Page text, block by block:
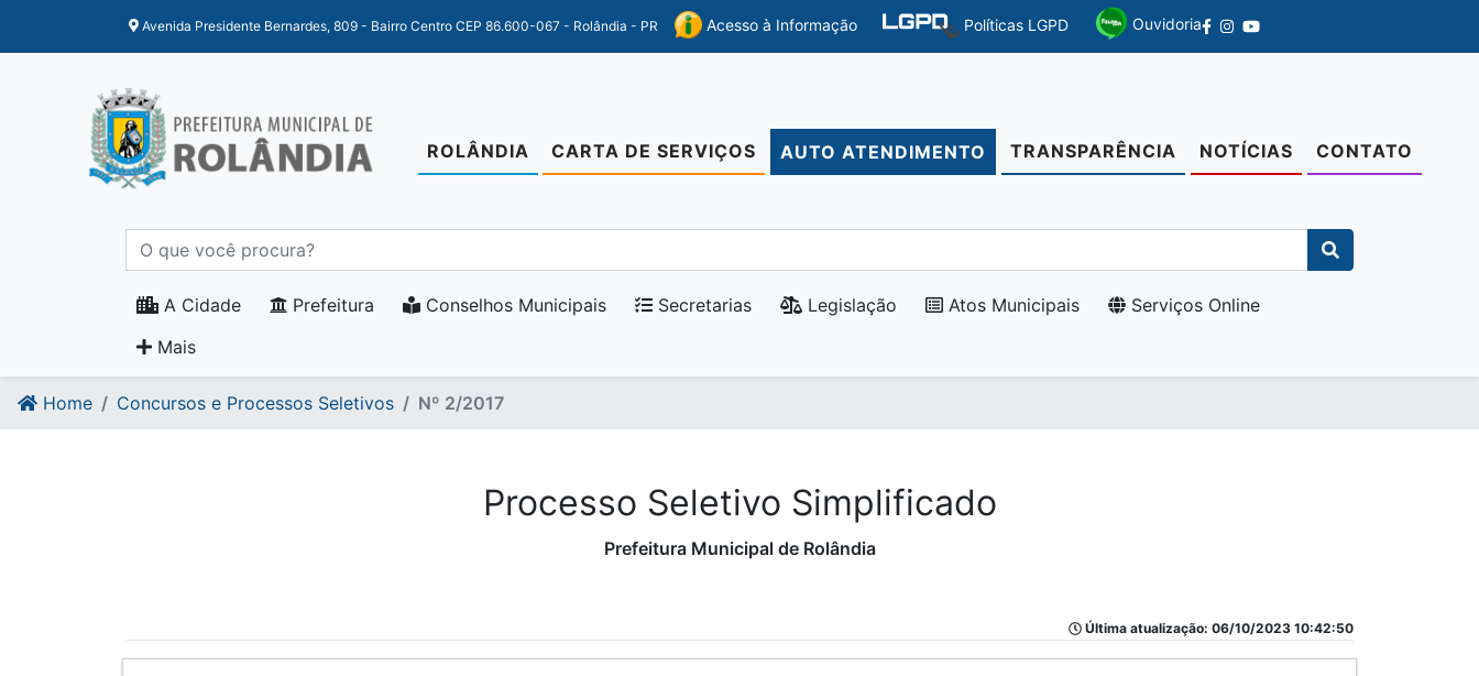
Avenida Presidente Bernardes, 809 - Bairro Centro CEP 86.600-067 - Rolândia - PR Acesso à Informação Políticas LGPD Ouvidoria
ROLÂNDIA CARTA DE SERVIÇOS AUTO ATENDIMENTO TRANSPARÊNCIA NOTÍCIAS CONTATO
A Cidade Prefeitura Conselhos Municipais Secretarias Legislação Atos Municipais
Serviços Online
Mais
Home Concursos e Processos Seletivos Nº 2/2017
Processo Seletivo Simplificado
Prefeitura Municipal de Rolândia
Última atualização: 06/10/2023 10:42:50